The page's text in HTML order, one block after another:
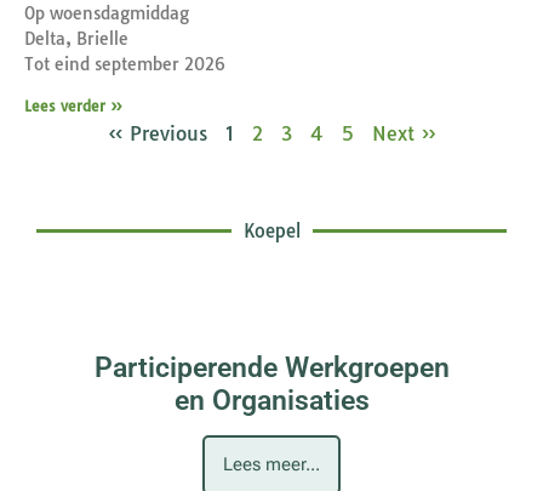
Op woensdagmiddag
Delta, Brielle
Tot eind september 2026
Lees verder »
« Previous 1 2 3 4 5 Next »
Koepel
Participerende Werkgroepen
en Organisaties
Lees meer...